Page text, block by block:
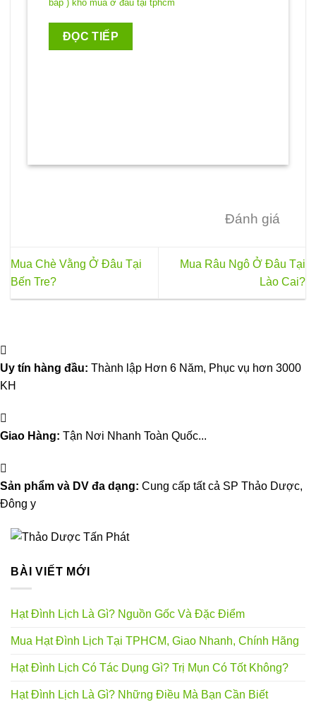
bắp ) khô mua ở đâu tại tphcm
ĐỌC TIẾP
Đánh giá
Mua Chè Vằng Ở Đâu Tại
Bến Tre?
Mua Râu Ngô Ở Đâu Tại
Lào Cai?
Uy tín hàng đầu: Thành lập Hơn 6 Năm, Phục vụ hơn 3000
KH
Giao Hàng: Tận Nơi Nhanh Toàn Quốc...
Sản phẩm và DV đa dạng: Cung cấp tất cả SP Thảo Dược,
Đông y
BÀI VIẾT MỚI
Hạt Đình Lịch Là Gì? Nguồn Gốc Và Đặc Điểm
Mua Hạt Đình Lịch Tại TPHCM, Giao Nhanh, Chính Hãng
Hạt Đình Lịch Có Tác Dụng Gì? Trị Mụn Có Tốt Không?
Hạt Đình Lịch Là Gì? Những Điều Mà Bạn Cần Biết